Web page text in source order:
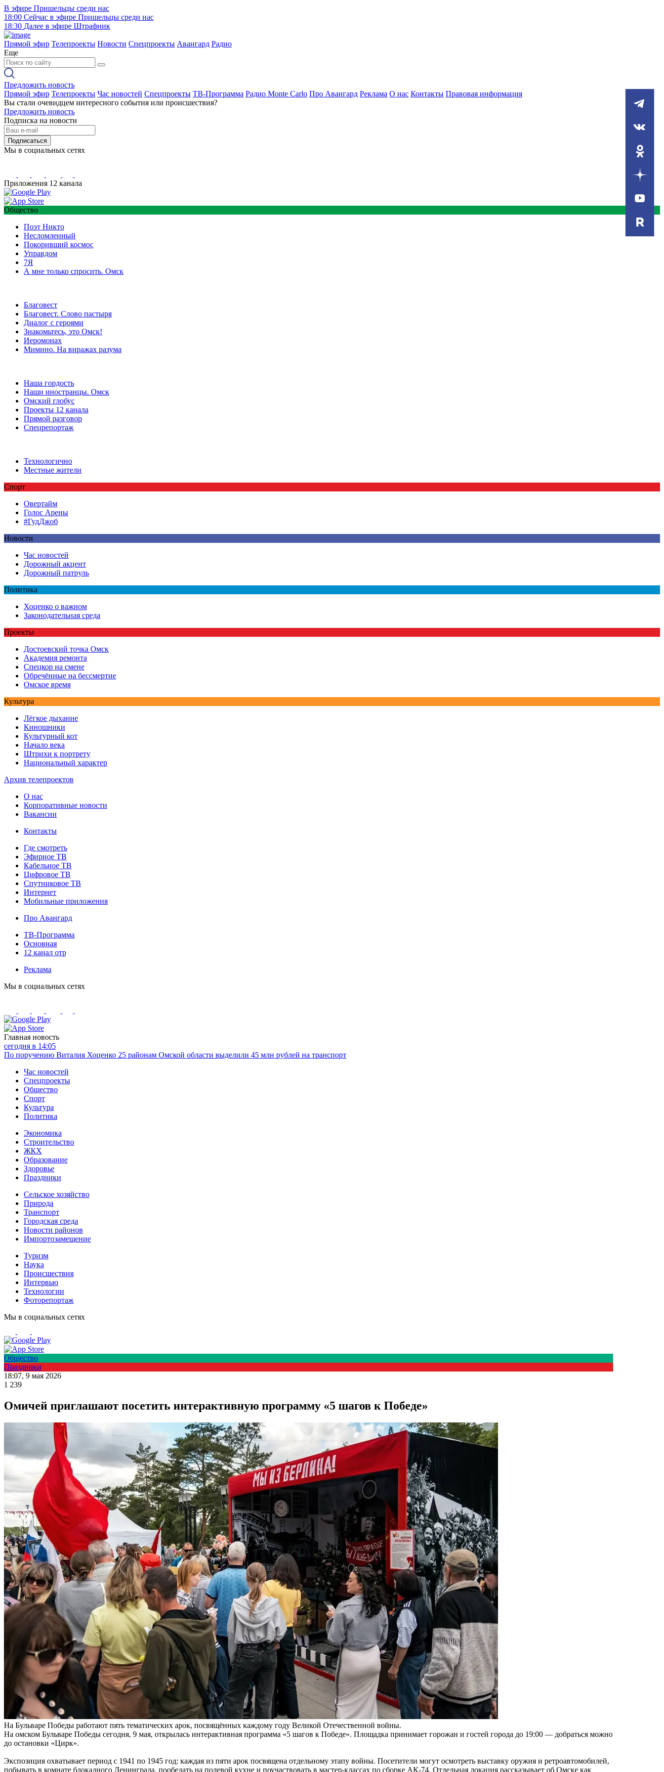
В эфире Пришельцы среди нас
18:00 Сейчас в эфире Пришельцы среди нас
18:30 Далее в эфире Штрафник
Прямой эфир Телепроекты Новости Спецпроекты Авангард Радио
Еще
Предложить новость
Прямой эфир Телепроекты Час новостей Спецпроекты ТВ-Программа Радио Monte Carlo Про Авангард Реклама О нас Контакты Правовая информация
Вы стали очевидцем интересного события или происшествия?
Предложить новость
Подписка на новости
Подписаться
Мы в социальных сетях
Приложения 12 канала
Общество
Поэт Никто
Несломленный
Покоривший космос
Управдом
7Я
А мне только спросить. Омск
Благовест
Благовест. Слово пастыря
Диалог с героями
Знакомьтесь, это Омск!
Иеромонах
Мимино. На виражах разума
Наша гордость
Наши иностранцы. Омск
Омский глобус
Проекты 12 канала
Прямой разговор
Спецрепортаж
Технологично
Местные жители
Спорт
Овертайм
Голос Арены
#ГудДжоб
Новости
Час новостей
Дорожный акцент
Дорожный патруль
Политика
Хоценко о важном
Законодательная среда
Проекты
Достоевский точка Омск
Академия ремонта
Спецкор на смене
Обречённые на бессмертие
Омское время
Культура
Лёгкое дыхание
Киношники
Культурный кот
Начало века
Штрихи к портрету
Национальный характер
Архив телепроектов
О нас
Корпоративные новости
Вакансии
Контакты
Где смотреть
Эфирное ТВ
Кабельное ТВ
Цифровое ТВ
Спутниковое ТВ
Интернет
Мобильные приложения
Про Авангард
ТВ-Программа
Основная
12 канал отр
Реклама
Мы в социальных сетях
Главная новость
сегодня в 14:05
По поручению Виталия Хоценко 25 районам Омской области выделили 45 млн рублей на транспорт
Час новостей
Спецпроекты
Общество
Спорт
Культура
Политика
Экономика
Строительство
ЖКХ
Образование
Здоровье
Праздники
Сельское хозяйство
Природа
Транспорт
Городская среда
Новости районов
Импортозамещение
Туризм
Наука
Происшествия
Интервью
Технологии
Фоторепортаж
Мы в социальных сетях
Общество
Праздники
18:07, 9 мая 2026
1 239
Омичей приглашают посетить интерактивную программу «5 шагов к Победе»
На Бульваре Победы работают пять тематических арок, посвящённых каждому году Великой Отечественной войны.
На омском Бульваре Победы сегодня, 9 мая, открылась интерактивная программа «5 шагов к Победе». Площадка принимает горожан и гостей города до 19:00 — добраться можно
до остановки «Цирк».
Экспозиция охватывает период с 1941 по 1945 год: каждая из пяти арок посвящена отдельному этапу войны. Посетители могут осмотреть выставку оружия и ретроавтомобилей,
побывать в комнате блокадного Ленинграда, пообедать на полевой кухне и поучаствовать в мастер-классах по сборке АК-74. Отдельная локация рассказывает об Омске как